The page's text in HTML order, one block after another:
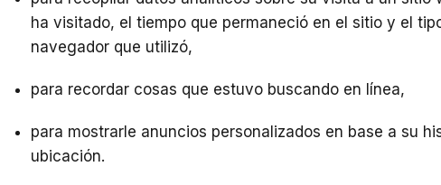
ha visitado, el tiempo que permaneció en el sitio y el
navegador que utilizó,
para recordar cosas que estuvo buscando en línea,
para mostrarle anuncios personalizados en base a su
ubicación.